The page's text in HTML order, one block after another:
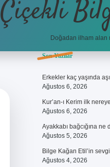
Çiçekli
Doğadan ilham alan
Sidebar
Son Yazılar
Erkekler kaç yaşında
Ağustos 6, 2026
Kur’an-ı Kerim ilk
Ağustos 6, 2026
Ayakkabı bağcığına ne
Ağustos 5, 2026
Bilge Kağan Etil’in
Ağustos 4, 2026